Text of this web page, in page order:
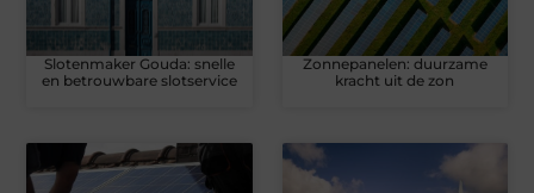
Slotenmaker Gouda: snelle
en betrouwbare slotservice
Zonnepanelen: duurzame
kracht uit de zon